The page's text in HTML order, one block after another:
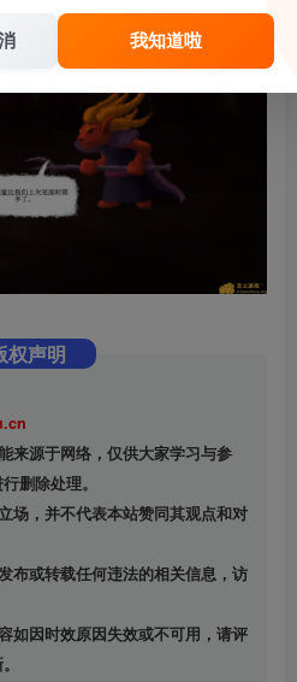
权声明
来源于网络，仅供大家学习与参
删除处理。
场，并不代表本站赞同其观点和对
布或转载任何违法的相关信息，访
如因时效原因失效或不可用，请评
我知道啦